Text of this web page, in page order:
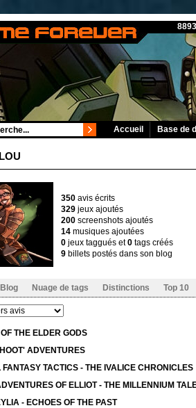
Accueil Base de
350 avis écrits
329 jeux ajoutés
200 screenshots ajoutés
14 musiques ajoutées
0 jeux taggués et0 tags créés
9 billets postés dans son blog
Blog Nuage de tags Distinctions Top 10
THE ELDER GODS
ADVENTURES
FANTASY TACTICS - THE IVALICE CHRONICLES
OF ELLIOT - THE MILLENNIUM
- ECHOES OF THE PAST